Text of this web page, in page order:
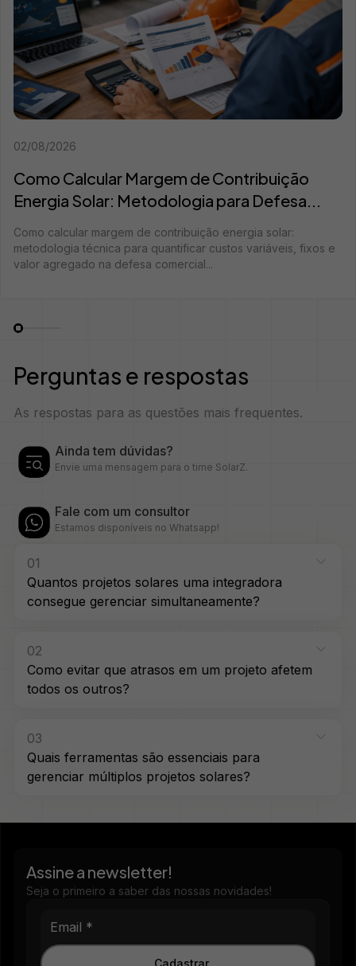
02/08/2026
Como Calcular Margem de Contribuição
Energia Solar: Metodologia para Defesa...
Como calcular margem de contribuição energia solar:
metodologia técnica para quantificar custos variáveis, fixos e
valor agregado na defesa comercial...
Perguntas e respostas
As respostas para as questões mais frequentes.
Ainda tem dúvidas?
Envie uma mensagem para o time SolarZ.
Fale com um consultor
Estamos disponíveis no Whatsapp!
01
Quantos projetos solares uma integradora
consegue gerenciar simultaneamente?
02
Como evitar que atrasos em um projeto afetem
todos os outros?
03
Quais ferramentas são essenciais para
gerenciar múltiplos projetos solares?
Assine a newsletter!
Seja o primeiro a saber das nossas novidades!